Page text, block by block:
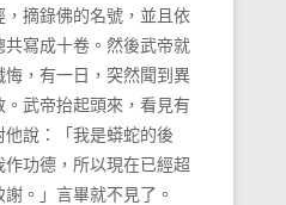
摘錄佛的名號，並且依
寫成十卷。然後武帝就
，有一日，突然聞到異
武帝抬起頭來，看見有
說：「我是蟒蛇的後
功德，所以現在已經超
。」言畢就不見了。